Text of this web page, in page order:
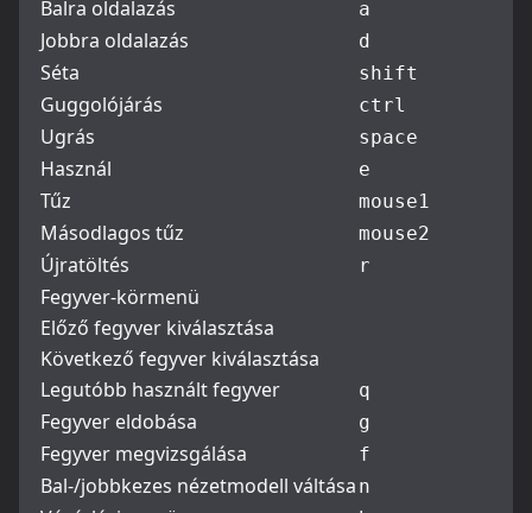
Balra oldalazás a
Jobbra oldalazás d
Séta shift
Guggolójárás ctrl
Ugrás space
Használ e
Tűz mouse1
Másodlagos tűz mouse2
Újratöltés r
Fegyver-körmenü
Előző fegyver kiválasztása
Következő fegyver kiválasztása
Legutóbb használt fegyver
q
Fegyver eldobása g
Fegyver megvizsgálása f
Bal-/jobbkezes nézetmodell váltása n